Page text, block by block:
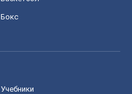
Бокс
Учебники